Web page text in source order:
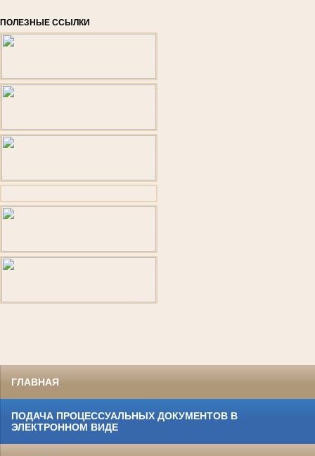
ПОЛЕЗНЫЕ ССЫЛКИ
ГЛАВНАЯ
ПОДАЧА ПРОЦЕССУАЛЬНЫХ ДОКУМЕНТОВ В
ЭЛЕКТРОННОМ ВИДЕ